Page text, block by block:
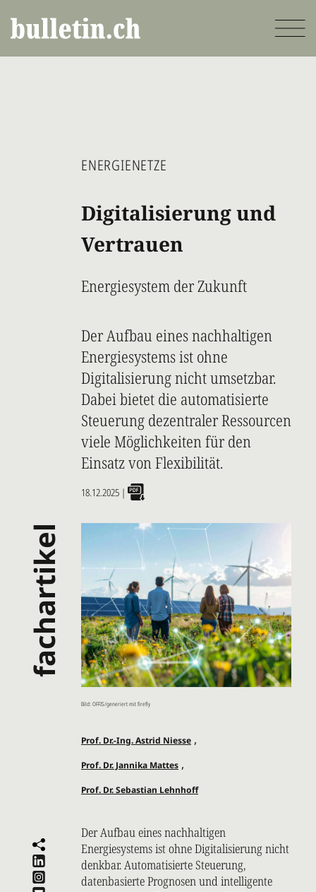
zum
Inhalt
fachartikel
ENERGIENETZE
Digitalisierung und
Vertrauen
Energiesystem der Zukunft
Der Aufbau eines nachhaltigen
Energiesystems ist ohne
Digitalisierung nicht umsetzbar.
Dabei bietet die automatisierte
Steuerung dezentraler Ressourcen
viele Möglichkeiten für den
Einsatz von Flexibilität.
18.12.2025 |
Bild: OFFIS/generiert mit firefly
Prof. Dr.-Ing. Astrid Niesse ,
Prof. Dr. Jannika Mattes ,
Prof. Dr. Sebastian Lehnhoff
Der Aufbau eines nachhaltigen
Energiesystems ist ohne Digitalisierung nicht
denkbar. Automatisierte Steuerung,
datenbasierte Prognosen und intelligente